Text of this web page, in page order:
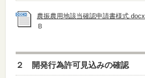
農振農用地該当確認申請書様式.docx
Ｂ
２ 開発行為許可見込みの確認